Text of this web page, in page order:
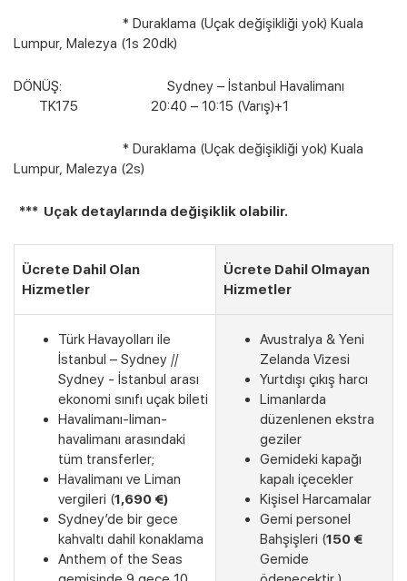
Son Kabinler
* Duraklama (Uçak değişikliği yok) Kuala
Lumpur, Malezya (1s 20dk)
DÖNÜŞ: Sydney – İstanbul Havalimanı
TK175 20:40 – 10:15 (Varış)+1
* Duraklama (Uçak değişikliği yok) Kuala
Lumpur, Malezya (2s)
*** Uçak detaylarında değişiklik olabilir.
Ücrete Dahil Olan
Hizmetler
Ücrete Dahil Olmayan
Hizmetler
Türk Havayolları ile
İstanbul – Sydney //
Sydney - İstanbul arası
ekonomi sınıfı uçak bileti
Havalimanı-liman-
havalimanı arasındaki
tüm transferler;
Havalimanı ve Liman
vergileri (1,690 €)
Sydney’de bir gece
kahvaltı dahil konaklama
Anthem of the Seas
Avustralya & Yeni
Zelanda Vizesi
Yurtdışı çıkış harcı
Limanlarda
düzenlenen ekstra
geziler
Gemideki kapağı
kapalı içecekler
Kişisel Harcamalar
Gemi personel
Bahşişleri (150 €
Gemide